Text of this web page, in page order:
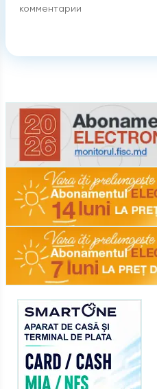
комментарии